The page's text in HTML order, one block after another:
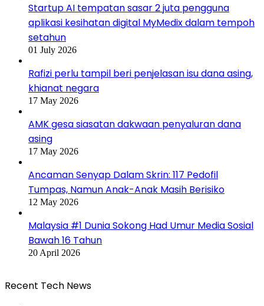
Startup AI tempatan sasar 2 juta pengguna
aplikasi kesihatan digital MyMedix dalam tempoh
setahun
01 July 2026
Rafizi perlu tampil beri penjelasan isu dana asing,
khianat negara
17 May 2026
AMK gesa siasatan dakwaan penyaluran dana
asing
17 May 2026
Ancaman Senyap Dalam Skrin: 117 Pedofil
Tumpas, Namun Anak-Anak Masih Berisiko
12 May 2026
Malaysia #1 Dunia Sokong Had Umur Media Sosial
Bawah 16 Tahun
20 April 2026
Recent Tech News